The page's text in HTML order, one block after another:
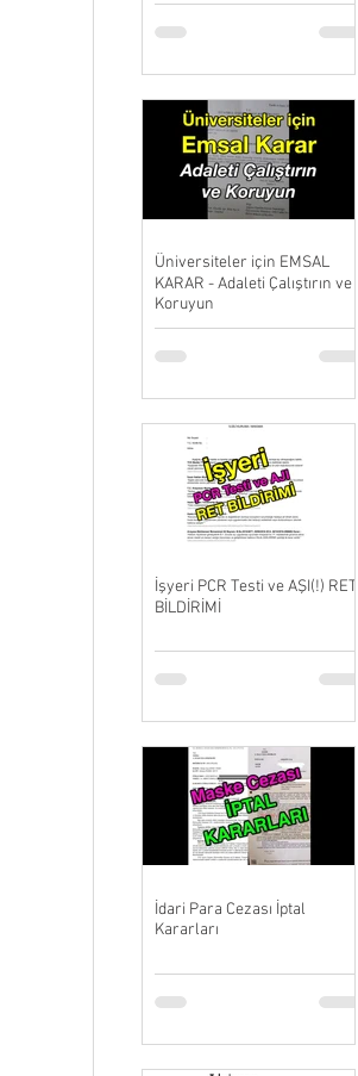
Üniversiteler için EMSAL
KARAR - Adaleti Çalıştırın ve
Koruyun
İşyeri PCR Testi ve AŞI(!) RET
BİLDİRİMİ
İdari Para Cezası İptal
Kararları